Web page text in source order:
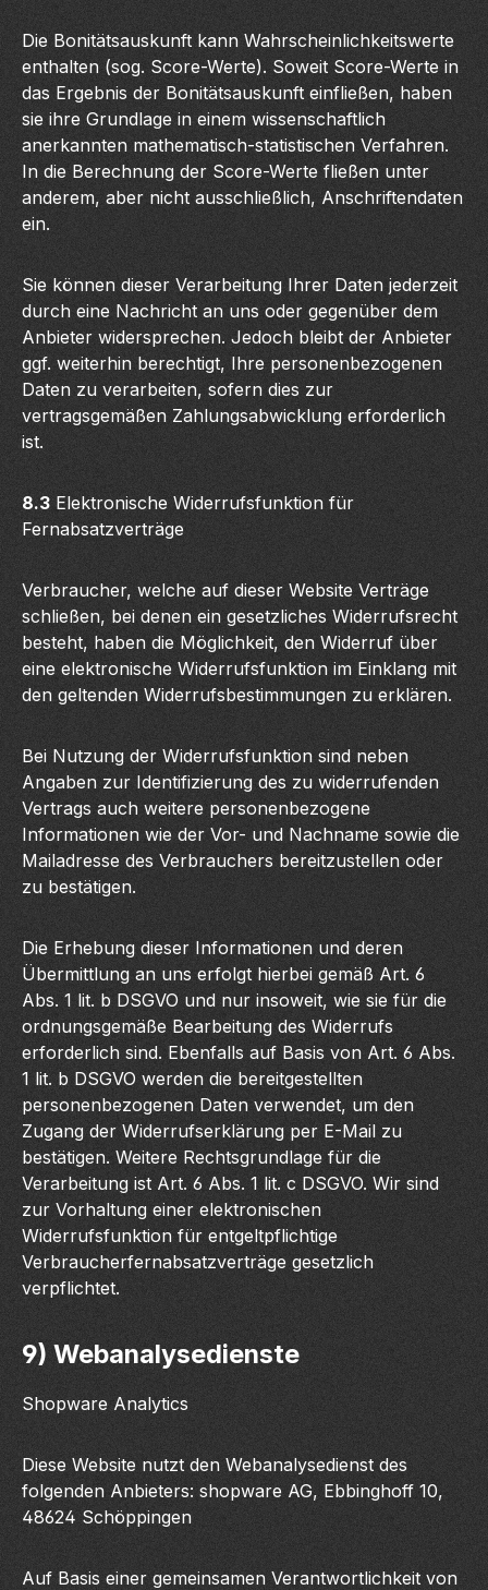
Die Bonitätsauskunft kann Wahrscheinlichkeitswerte
enthalten (sog. Score-Werte). Soweit Score-Werte in
das Ergebnis der Bonitätsauskunft einfließen, haben
sie ihre Grundlage in einem wissenschaftlich
anerkannten mathematisch-statistischen Verfahren.
In die Berechnung der Score-Werte fließen unter
anderem, aber nicht ausschließlich, Anschriftendaten
ein.
Sie können dieser Verarbeitung Ihrer Daten jederzeit
durch eine Nachricht an uns oder gegenüber dem
Anbieter widersprechen. Jedoch bleibt der Anbieter
ggf. weiterhin berechtigt, Ihre personenbezogenen
Daten zu verarbeiten, sofern dies zur
vertragsgemäßen Zahlungsabwicklung erforderlich
ist.
8.3 Elektronische Widerrufsfunktion für
Fernabsatzverträge
Verbraucher, welche auf dieser Website Verträge
schließen, bei denen ein gesetzliches Widerrufsrecht
besteht, haben die Möglichkeit, den Widerruf über
eine elektronische Widerrufsfunktion im Einklang mit
den geltenden Widerrufsbestimmungen zu erklären.
Bei Nutzung der Widerrufsfunktion sind neben
Angaben zur Identifizierung des zu widerrufenden
Vertrags auch weitere personenbezogene
Informationen wie der Vor- und Nachname sowie die
Mailadresse des Verbrauchers bereitzustellen oder
zu bestätigen.
Die Erhebung dieser Informationen und deren
Übermittlung an uns erfolgt hierbei gemäß Art. 6
Abs. 1 lit. b DSGVO und nur insoweit, wie sie für die
ordnungsgemäße Bearbeitung des Widerrufs
erforderlich sind. Ebenfalls auf Basis von Art. 6 Abs.
1 lit. b DSGVO werden die bereitgestellten
personenbezogenen Daten verwendet, um den
Zugang der Widerrufserklärung per E-Mail zu
bestätigen. Weitere Rechtsgrundlage für die
Verarbeitung ist Art. 6 Abs. 1 lit. c DSGVO. Wir sind
zur Vorhaltung einer elektronischen
Widerrufsfunktion für entgeltpflichtige
Verbraucherfernabsatzverträge gesetzlich
verpflichtet.
9) Webanalysedienste
Shopware Analytics
Diese Website nutzt den Webanalysedienst des
folgenden Anbieters: shopware AG, Ebbinghoff 10,
48624 Schöppingen
Auf Basis einer gemeinsamen Verantwortlichkeit von